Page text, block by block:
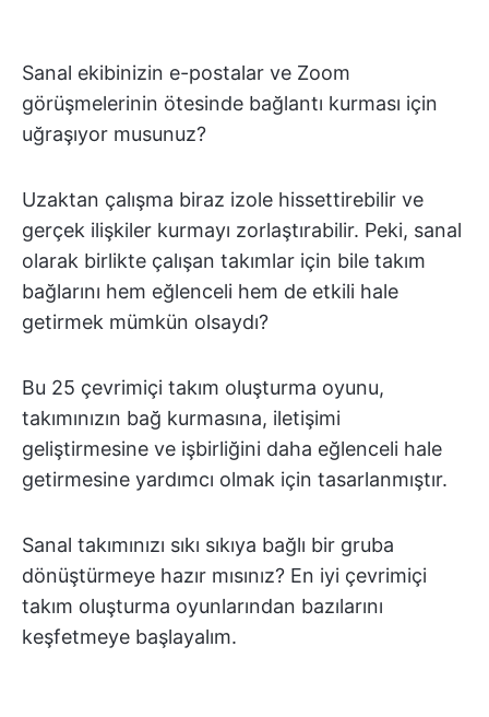
Sanal ekibinizin e-postalar ve Zoom
görüşmelerinin ötesinde bağlantı kurması için
uğraşıyor musunuz?
Uzaktan çalışma biraz izole hissettirebilir ve
gerçek ilişkiler kurmayı zorlaştırabilir. Peki, sanal
olarak birlikte çalışan takımlar için bile takım
bağlarını hem eğlenceli hem de etkili hale
getirmek mümkün olsaydı?
Bu 25 çevrimiçi takım oluşturma oyunu,
takımınızın bağ kurmasına, iletişimi
geliştirmesine ve işbirliğini daha eğlenceli hale
getirmesine yardımcı olmak için tasarlanmıştır.
Sanal takımınızı sıkı sıkıya bağlı bir gruba
dönüştürmeye hazır mısınız? En iyi çevrimiçi
takım oluşturma oyunlarından bazılarını
keşfetmeye başlayalım.